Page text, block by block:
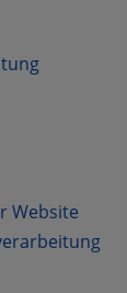
Website